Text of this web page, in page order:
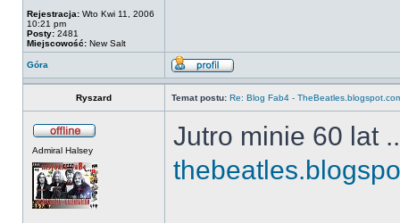
Rejestracja: Wto Kwi 11, 2006
10:21 pm
Posty: 2481
Miejscowość: New Salt
Góra
Ryszard Temat postu: Re: Blog Fab4 -
Admiral Halsey
Jutro minie 60 lat